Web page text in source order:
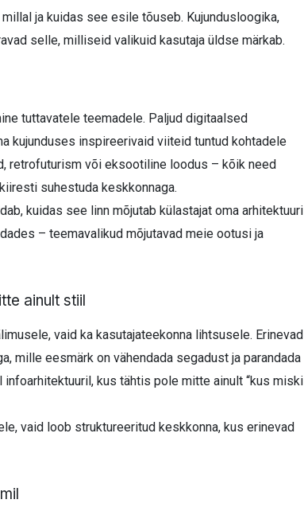
ja kuidas see esile tõuseb. Kujundusloogika,
selle, milliseid valikuid kasutaja üldse märkab.
tuttavatele teemadele. Paljud digitaalsed
kujunduses inspireerivaid viiteid tuntud kohtadele
retrofuturism või eksootiline loodus – kõik need
suhestuda keskkonnaga.
kuidas see linn mõjutab külastajat oma arhitektuuri
– teemavalikud mõjutavad meie ootusi ja
ainult stiil
vaid ka kasutajateekonna lihtsusele. Erinevad
mille eesmärk on vähendada segadust ja parandada
kus tähtis pole mitte ainult “kus miski
vaid loob struktureeritud keskkonna, kus erinevad